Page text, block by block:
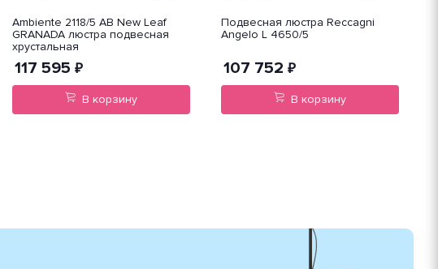
Ambiente 2118/5 AB New Leaf
GRANADA люстра подвесная
хрустальная
117 595 ₽
В корзину
Подвесная люстра Reccagni
Angelo L 4650/5
107 752 ₽
В корзину